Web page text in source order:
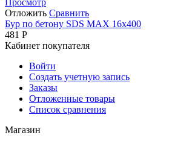
Отложить Сравнить
Бур по бетону SDS MAX 16х400
481 Р
Кабинет покупателя
Войти
Создать учетную запись
Заказы
Отложенные товары
Список сравнения
Магазин